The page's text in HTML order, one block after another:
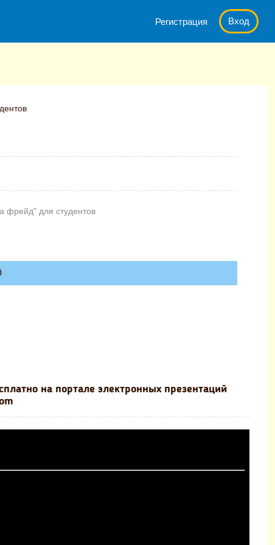
Регистрация Вход
фрейд" для студентов
на портале электронных презентаций